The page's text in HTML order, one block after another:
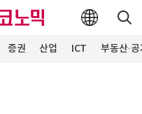
증권 산업 ICT 부동산·